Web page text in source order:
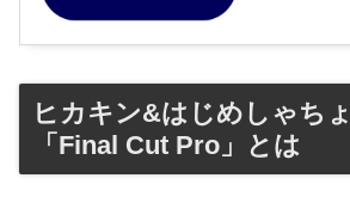
ヒカキン&はじめしゃち
「Final Cut Pro」とは